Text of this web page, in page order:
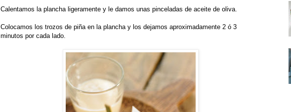
Calentamos la plancha ligeramente y le damos unas pinceladas de aceite de oliva.
Colocamos los trozos de piña en la plancha y los dejamos aproximadamente 2 ó 3
minutos por cada lado.